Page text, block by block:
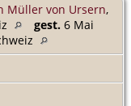
Müller von Ursern,
gest. 6 Mai